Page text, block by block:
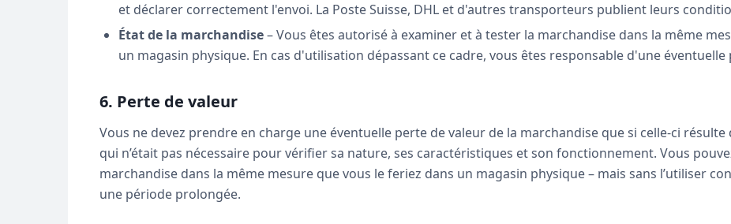
et déclarer correctement l'envoi. La Poste Suisse, DHL et d'autres transporteurs publient leurs
État de la marchandise– Vous êtes autorisé à examiner et à tester la marchandise dans la même
un magasin physique. En cas d'utilisation dépassant ce cadre, vous êtes responsable d'une éventuelle
6. Perte de valeur
Vous ne devez prendre en charge une éventuelle perte de valeur de la marchandise que si celle-ci
qui n’était pas nécessaire pour vérifier sa nature, ses caractéristiques et son fonctionnement. Vous
marchandise dans la même mesure que vous le feriez dans un magasin physique – mais sans l’utiliser
une période prolongée.